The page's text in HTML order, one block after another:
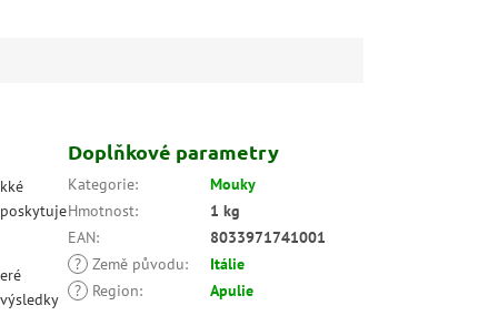
Doplňkové parametry
Kategorie:
Mouky
Hmotnost:
1 kg
EAN:
8033971741001
? Země původu:
Itálie
?
Region: Apulie